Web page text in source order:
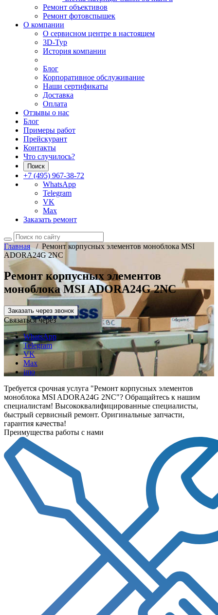
Ремонт объективов
Ремонт фотовспышек
О компании
О сервисном центре в настоящем
3D-Тур
История компании
Блог
Корпоративное обслуживание
Наши сертификаты
Доставка
Оплата
Отзывы о нас
Блог
Примеры работ
Прейскурант
Контакты
Что случилось?
Поиск
+7 (495) 967-38-72
WhatsApp
Telegram
VK
Max
Заказать ремонт
Главная/ Ремонт корпусных элементов моноблока MSI
ADORA24G 2NC
Ремонт корпусных элементов
моноблока MSI ADORA24G 2NC
Заказать через звонок
Связаться через
WhatsApp
Telegram
VK
Max
imo
Требуется срочная услуга "Ремонт корпусных элементов
моноблока MSI ADORA24G 2NC"? Обращайтесь к нашим
специалистам! Высококвалифицированные специалисты,
быстрый сервисный ремонт. Оригинальные запчасти,
гарантия качества!
Преимущества работы с нами